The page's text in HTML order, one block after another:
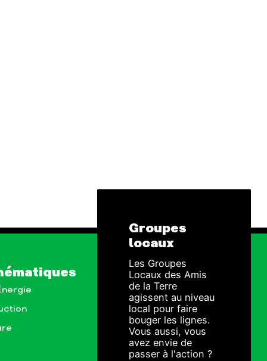
Groupes
locaux
Les Groupes
Locaux des Amis
de la Terre
agissent au niveau
local pour faire
bouger les lignes.
Vous aussi, vous
avez envie de
passer à l'action ?